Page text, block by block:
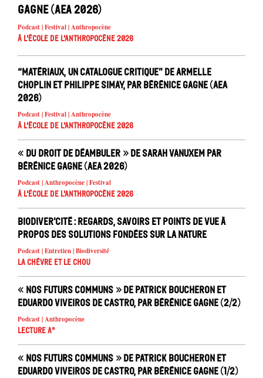
Gagne (AEA 2026)
Podcast | Festival | Anthropocène
À l'école de l'Anthropocène 2026
“Matériaux, un catalogue critique” de Armelle
Choplin et Philippe Simay, par Bérénice Gagne (AEA
2026)
Podcast | Festival | Anthropocène
À l'école de l'Anthropocène 2026
« Du droit de déambuler » de Sarah Vanuxem par
Bérénice Gagne (AEA 2026)
Podcast | Anthropocène | Festival
À l'école de l'Anthropocène 2026
Biodiver’cité : regards, savoirs et points de vue à
propos des solutions fondées sur la nature
Podcast | Entretien | Biodiversité
La chèvre et le chou
« Nos futurs communs » de Patrick Boucheron et
Eduardo Viveiros de Castro, par Bérénice Gagne (2/2)
Podcast | Anthropocène
Lecture A°
« Nos futurs communs » de Patrick Boucheron et
Eduardo Viveiros de Castro, par Bérénice Gagne (1/2)